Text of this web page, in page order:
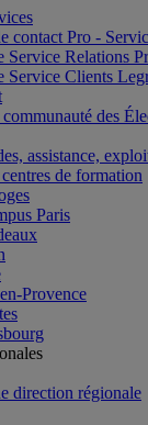
contact Pro -
Service Relations
Service Clients
des
assistance,
de formation
Paris
Provence
direction régionale